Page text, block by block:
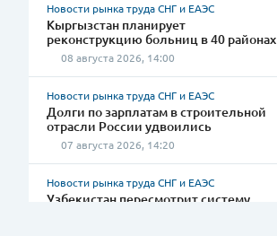
Новости рынка труда СНГ и ЕАЭС
Кыргызстан планирует
реконструкцию больниц в 40 районах
08 августа 2026, 14:00
Новости рынка труда СНГ и ЕАЭС
Долги по зарплатам в строительной
отрасли России удвоились
07 августа 2026, 14:20
Новости рынка труда СНГ и ЕАЭС
Узбекистан пересмотрит систему